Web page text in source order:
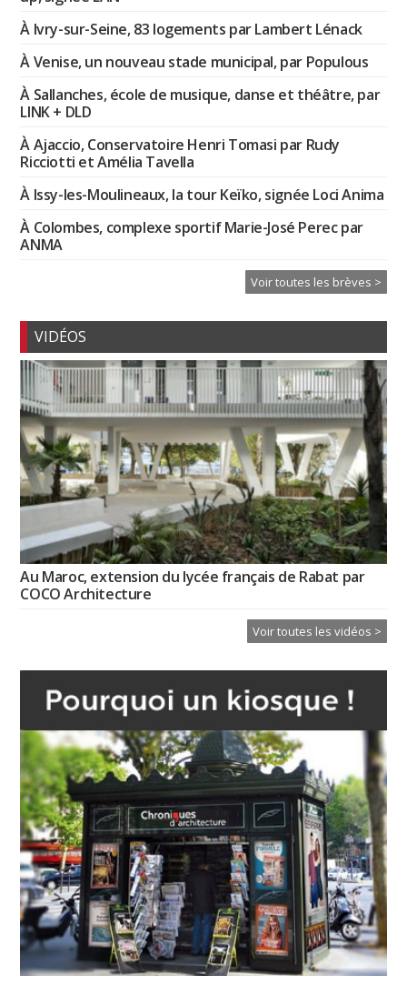
À Ivry-sur-Seine, 83 logements par Lambert Lénack
À Venise, un nouveau stade municipal, par Populous
À Sallanches, école de musique, danse et théâtre, par
LINK + DLD
À Ajaccio, Conservatoire Henri Tomasi par Rudy
Ricciotti et Amélia Tavella
À Issy-les-Moulineaux, la tour Keïko, signée Loci Anima
À Colombes, complexe sportif Marie-José Perec par
ANMA
Voir toutes les brèves >
VIDÉOS
Au Maroc, extension du lycée français de Rabat par
COCO Architecture
Voir toutes les vidéos >